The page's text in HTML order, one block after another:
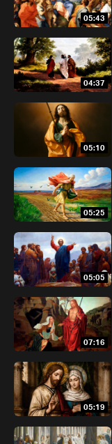
05:43
04:37
05:10
05:25
05:05
07:16
05:19